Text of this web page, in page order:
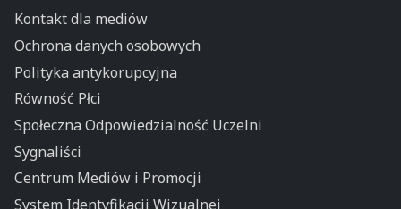
Kontakt dla mediów
Ochrona danych osobowych
Polityka antykorupcyjna
Równość Płci
Społeczna Odpowiedzialność Uczelni
Sygnaliści
Centrum Mediów i Promocji
System Identyfikacji Wizualnej